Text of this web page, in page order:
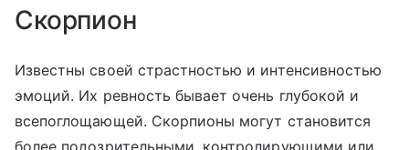
Скорпион
Известны своей страстностью и интенсивностью
эмоций. Их ревность бывает очень глубокой и
всепоглощающей. Скорпионы могут становится
более подозрительными, контролирующими или